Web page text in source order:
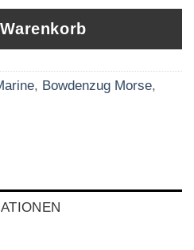
, Bowdenzug Morse,